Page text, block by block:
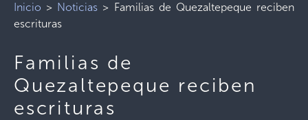
Inicio > Noticias > Familias de Quezaltepeque reciben
escrituras
Familias de
Quezaltepeque reciben
escrituras